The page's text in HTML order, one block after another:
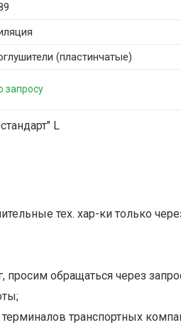
(пластинчатые)
запросу
L
тех. хар-ки только
просим обращаться через
транспортных